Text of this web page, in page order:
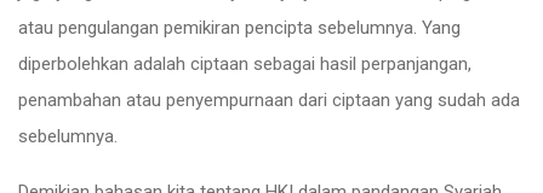
atau pengulangan pemikiran pencipta sebelumnya. Yang
diperbolehkan adalah ciptaan sebagai hasil perpanjangan,
penambahan atau penyempurnaan dari ciptaan yang sudah ada
sebelumnya.